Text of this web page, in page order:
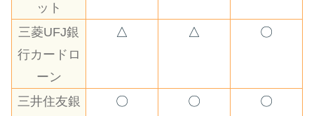
ット
三菱UFJ銀
行カードロ
ーン
△ △ 〇
三井住友銀
〇 〇 〇